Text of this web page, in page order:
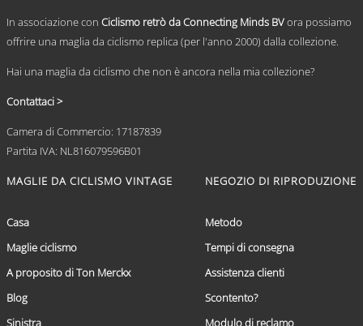
In associazione con Ciclismo retrò da Connecting Minds BVora possiamo
offrire una maglia da ciclismo replica (per l'anno 2000) dalla collezione.
Hai una maglia da ciclismo che non è ancora nella mia collezione?
Contattaci >
Camera di Commercio: 17187839
Partita IVA: NL816079596B01
MAGLIE DA CICLISMO VINTAGE
Casa
Maglie ciclismo
A proposito di Ton Merckx
Blog
Sinistra
NEGOZIO DI RIPRODUZIONE
Metodo
Tempi di consegna
Assistenza clienti
Scontento?
Modulo di reclamo